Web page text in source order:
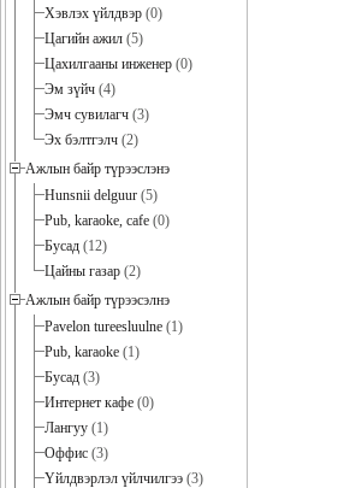
Хэвлэх үйлдвэр (0)
Цагийн ажил (5)
Цахилгааны инженер (0)
Эм зүйч (4)
Эмч сувилагч (3)
Эх бэлтгэлч (2)
Ажлын байр түрээслэнэ
Hunsnii delguur (5)
Pub, karaoke, cafe (0)
Бусад (12)
Цайны газар (2)
Ажлын байр түрээсэлнэ
Pavelon tureesluulne (1)
Pub, karaoke (1)
Бусад (3)
Интернет кафе (0)
Лангуу (1)
Оффис (3)
Үйлдвэрлэл үйлчилгээ (3)